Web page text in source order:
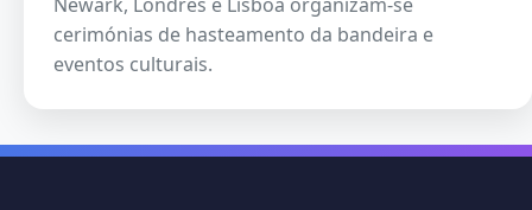
cerimónias de hasteamento da bandeira e
eventos culturais.